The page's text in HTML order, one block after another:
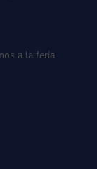
a la feria